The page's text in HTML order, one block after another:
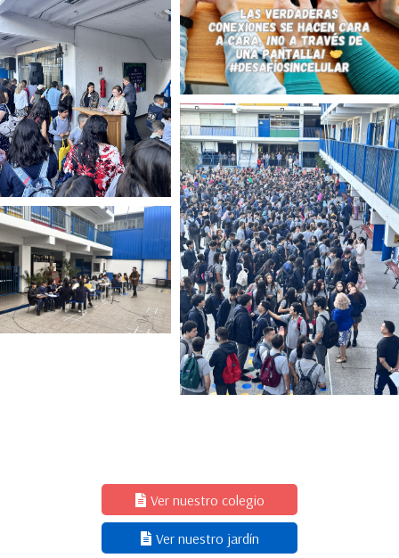
Ver nuestro colegio
Ver nuestro jardín